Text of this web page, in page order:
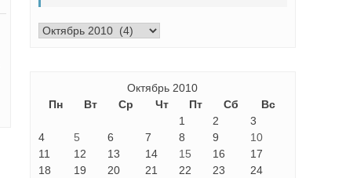
Архивы
Октябрь 2010
Пн
Вт Ср Чт Пт Сб
Вс
1
2
3
4
5 6 7 8 9
10
11
12 13 14 15 16
17
18
19 20 21 22 23
24